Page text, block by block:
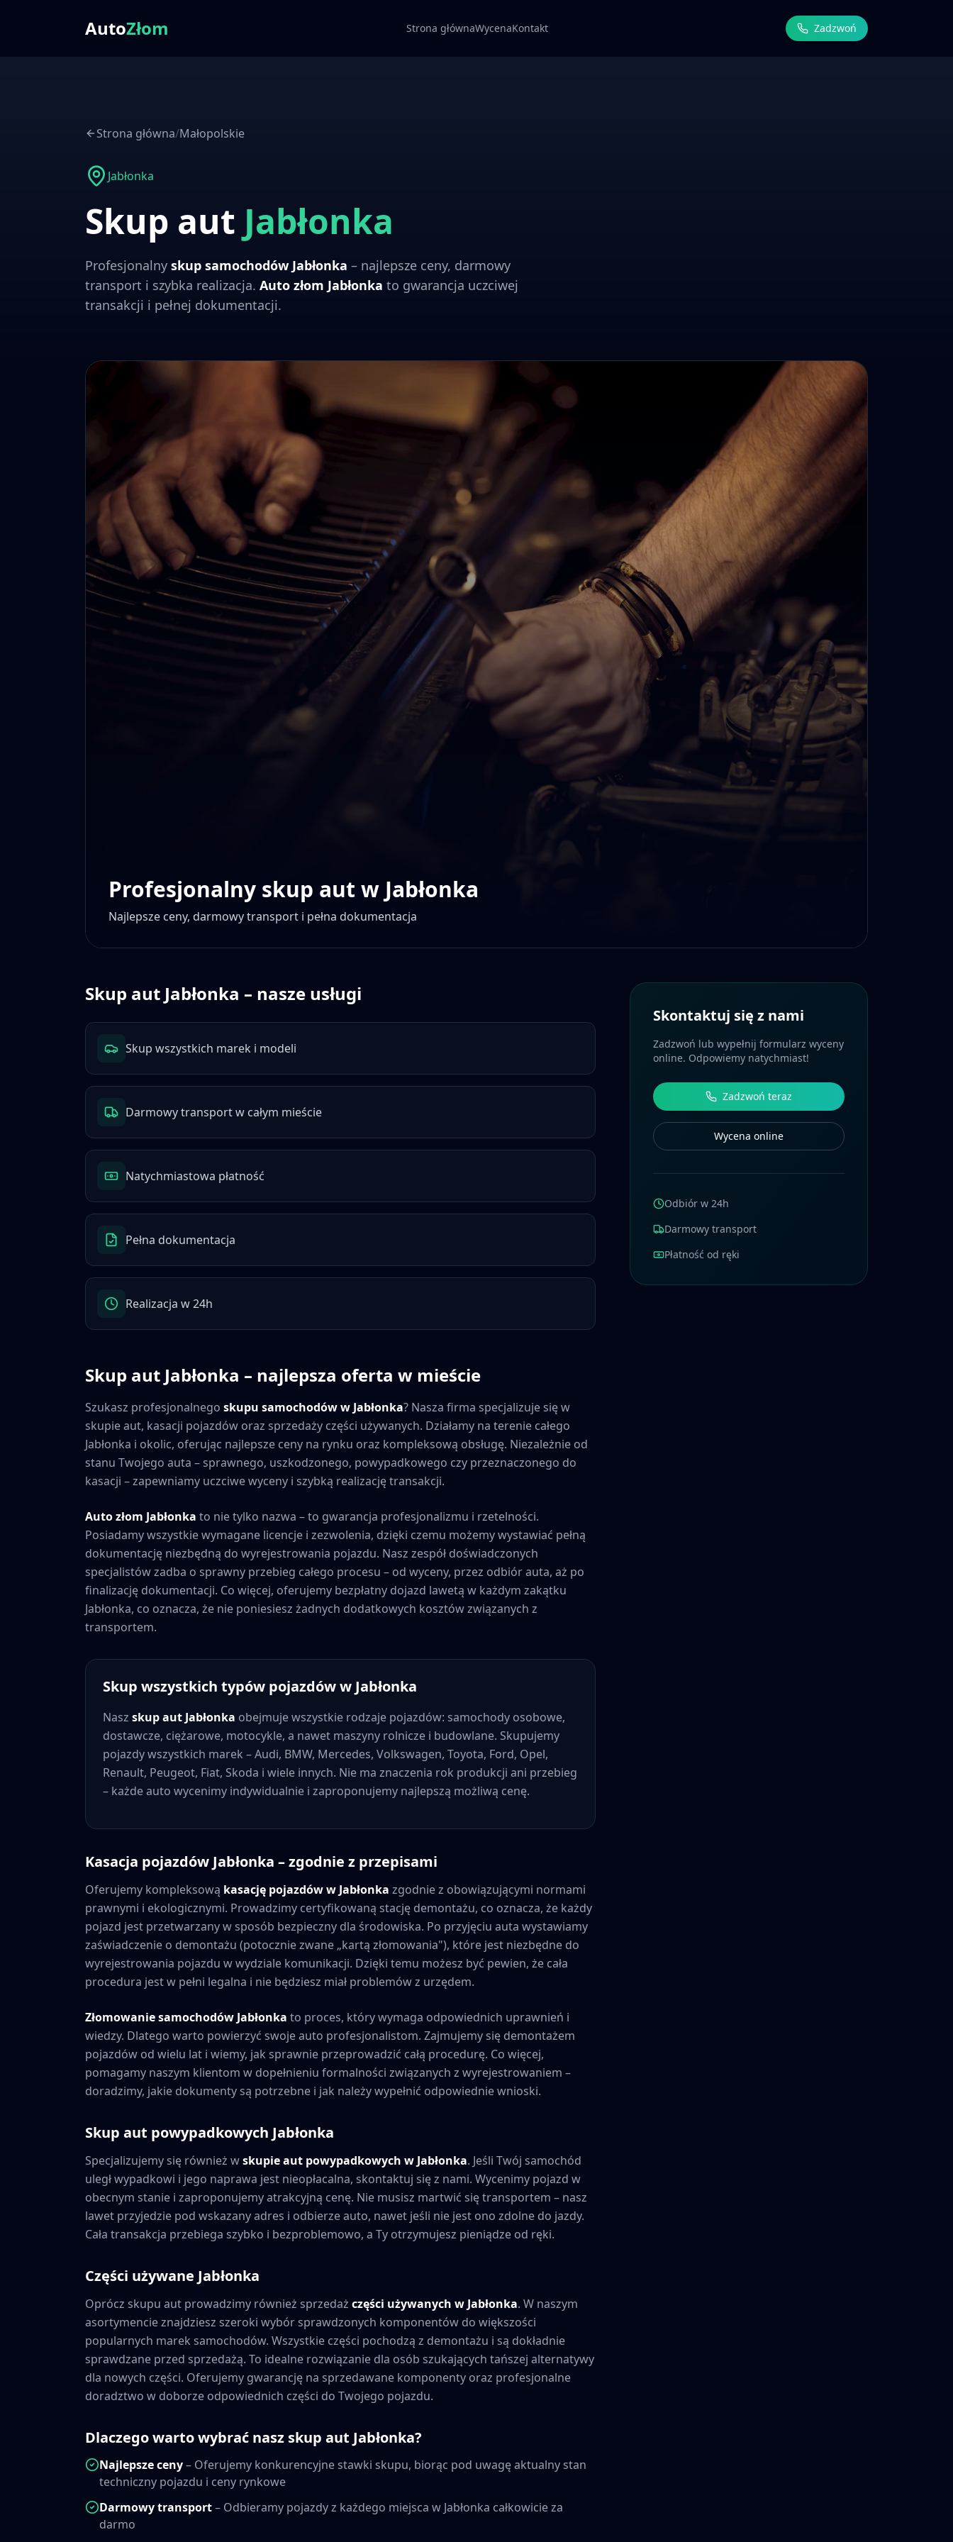
AutoZłom Strona głównaWycenaKontakt Zadzwoń
Strona główna/Małopolskie
Jabłonka
Skup aut Jabłonka
Profesjonalny skup samochodów Jabłonka – najlepsze ceny, darmowy
transport i szybka realizacja. Auto złom Jabłonka to gwarancja uczciwej
transakcji i pełnej dokumentacji.
Profesjonalny skup aut w Jabłonka
Najlepsze ceny, darmowy transport i pełna dokumentacja
Skup aut Jabłonka – nasze usługi
Skup wszystkich marek i modeli
Darmowy transport w całym mieście
Natychmiastowa płatność
Pełna dokumentacja
Realizacja w 24h
Skup aut Jabłonka – najlepsza oferta w mieście
Szukasz profesjonalnego skupu samochodów w Jabłonka? Nasza firma specjalizuje się w
skupie aut, kasacji pojazdów oraz sprzedaży części używanych. Działamy na terenie całego
Jabłonka i okolic, oferując najlepsze ceny na rynku oraz kompleksową obsługę. Niezależnie od
stanu Twojego auta – sprawnego, uszkodzonego, powypadkowego czy przeznaczonego do
kasacji – zapewniamy uczciwe wyceny i szybką realizację transakcji.
Auto złom Jabłonka to nie tylko nazwa – to gwarancja profesjonalizmu i rzetelności.
Posiadamy wszystkie wymagane licencje i zezwolenia, dzięki czemu możemy wystawiać pełną
dokumentację niezbędną do wyrejestrowania pojazdu. Nasz zespół doświadczonych
specjalistów zadba o sprawny przebieg całego procesu – od wyceny, przez odbiór auta, aż po
finalizację dokumentacji. Co więcej, oferujemy bezpłatny dojazd lawetą w każdym zakątku
Jabłonka, co oznacza, że nie poniesiesz żadnych dodatkowych kosztów związanych z
transportem.
Skup wszystkich typów pojazdów w Jabłonka
Nasz skup aut Jabłonka obejmuje wszystkie rodzaje pojazdów: samochody osobowe,
dostawcze, ciężarowe, motocykle, a nawet maszyny rolnicze i budowlane. Skupujemy
pojazdy wszystkich marek – Audi, BMW, Mercedes, Volkswagen, Toyota, Ford, Opel,
Renault, Peugeot, Fiat, Skoda i wiele innych. Nie ma znaczenia rok produkcji ani przebieg
– każde auto wycenimy indywidualnie i zaproponujemy najlepszą możliwą cenę.
Kasacja pojazdów Jabłonka – zgodnie z przepisami
Oferujemy kompleksową kasację pojazdów w Jabłonka zgodnie z obowiązującymi normami
prawnymi i ekologicznymi. Prowadzimy certyfikowaną stację demontażu, co oznacza, że każdy
pojazd jest przetwarzany w sposób bezpieczny dla środowiska. Po przyjęciu auta wystawiamy
zaświadczenie o demontażu (potocznie zwane „kartą złomowania"), które jest niezbędne do
wyrejestrowania pojazdu w wydziale komunikacji. Dzięki temu możesz być pewien, że cała
procedura jest w pełni legalna i nie będziesz miał problemów z urzędem.
Złomowanie samochodów Jabłonka to proces, który wymaga odpowiednich uprawnień i
wiedzy. Dlatego warto powierzyć swoje auto profesjonalistom. Zajmujemy się demontażem
pojazdów od wielu lat i wiemy, jak sprawnie przeprowadzić całą procedurę. Co więcej,
pomagamy naszym klientom w dopełnieniu formalności związanych z wyrejestrowaniem –
doradzimy, jakie dokumenty są potrzebne i jak należy wypełnić odpowiednie wnioski.
Skup aut powypadkowych Jabłonka
Specjalizujemy się również wskupie aut powypadkowych w Jabłonka. Jeśli Twój samochód
uległ wypadkowi i jego naprawa jest nieopłacalna, skontaktuj się z nami. Wycenimy pojazd w
obecnym stanie i zaproponujemy atrakcyjną cenę. Nie musisz martwić się transportem – nasz
lawet przyjedzie pod wskazany adres i odbierze auto, nawet jeśli nie jest ono zdolne do jazdy.
Cała transakcja przebiega szybko i bezproblemowo, a Ty otrzymujesz pieniądze od ręki.
Części używane Jabłonka
Oprócz skupu aut prowadzimy również sprzedaż części używanych w Jabłonka. W naszym
asortymencie znajdziesz szeroki wybór sprawdzonych komponentów do większości
popularnych marek samochodów. Wszystkie części pochodzą z demontażu i są dokładnie
sprawdzane przed sprzedażą. To idealne rozwiązanie dla osób szukających tańszej alternatywy
dla nowych części. Oferujemy gwarancję na sprzedawane komponenty oraz profesjonalne
doradztwo w doborze odpowiednich części do Twojego pojazdu.
Dlaczego warto wybrać nasz skup aut Jabłonka?
Najlepsze ceny– Oferujemy konkurencyjne stawki skupu, biorąc pod uwagę aktualny stan
techniczny pojazdu i ceny rynkowe
Darmowy transport– Odbieramy pojazdy z każdego miejsca w Jabłonka całkowicie za
darmo
Skontaktuj się z nami
Zadzwoń lub wypełnij formularz wyceny
online. Odpowiemy natychmiast!
Zadzwoń teraz
Wycena online
Odbiór w 24h
Darmowy transport
Płatność od ręki